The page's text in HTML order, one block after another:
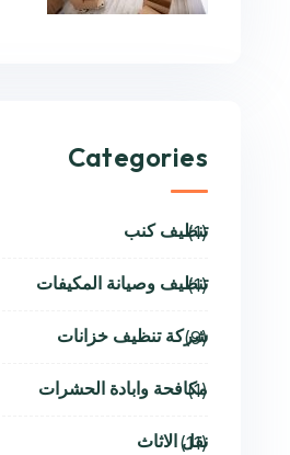
Categories
تنظيف كنب
(1)
تنظيف وصيانة المكيفات
(1)
شركة تنظيف خزانات
(9)
مكافحة وابادة الحشرات
(1)
نقل الاثاث
(11)